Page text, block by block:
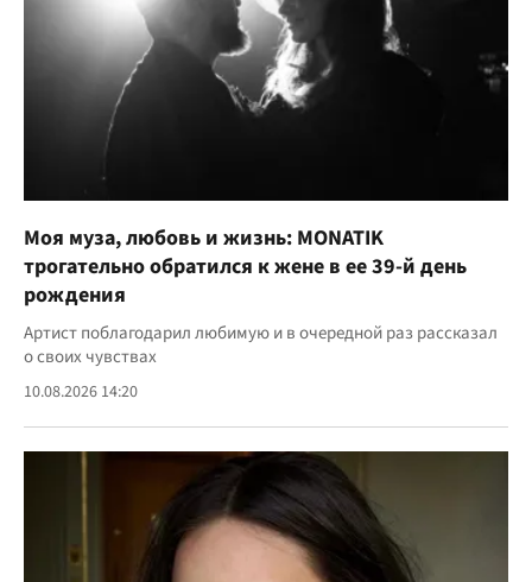
Моя муза, любовь и жизнь: MONATIK
трогательно обратился к жене в ее 39-й день
рождения
Артист поблагодарил любимую и в очередной раз рассказал
о своих чувствах
10.08.2026 14:20